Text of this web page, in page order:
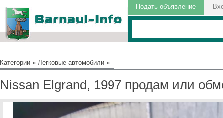
Подать объявление
Категории » Легковые автомобили »
Nissan Elgrand, 1997 продам или